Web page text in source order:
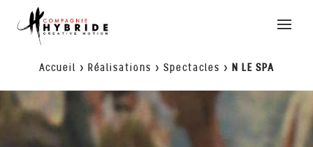
Toggle
Accueil > Réalisations > Spectacles > N LE SPA